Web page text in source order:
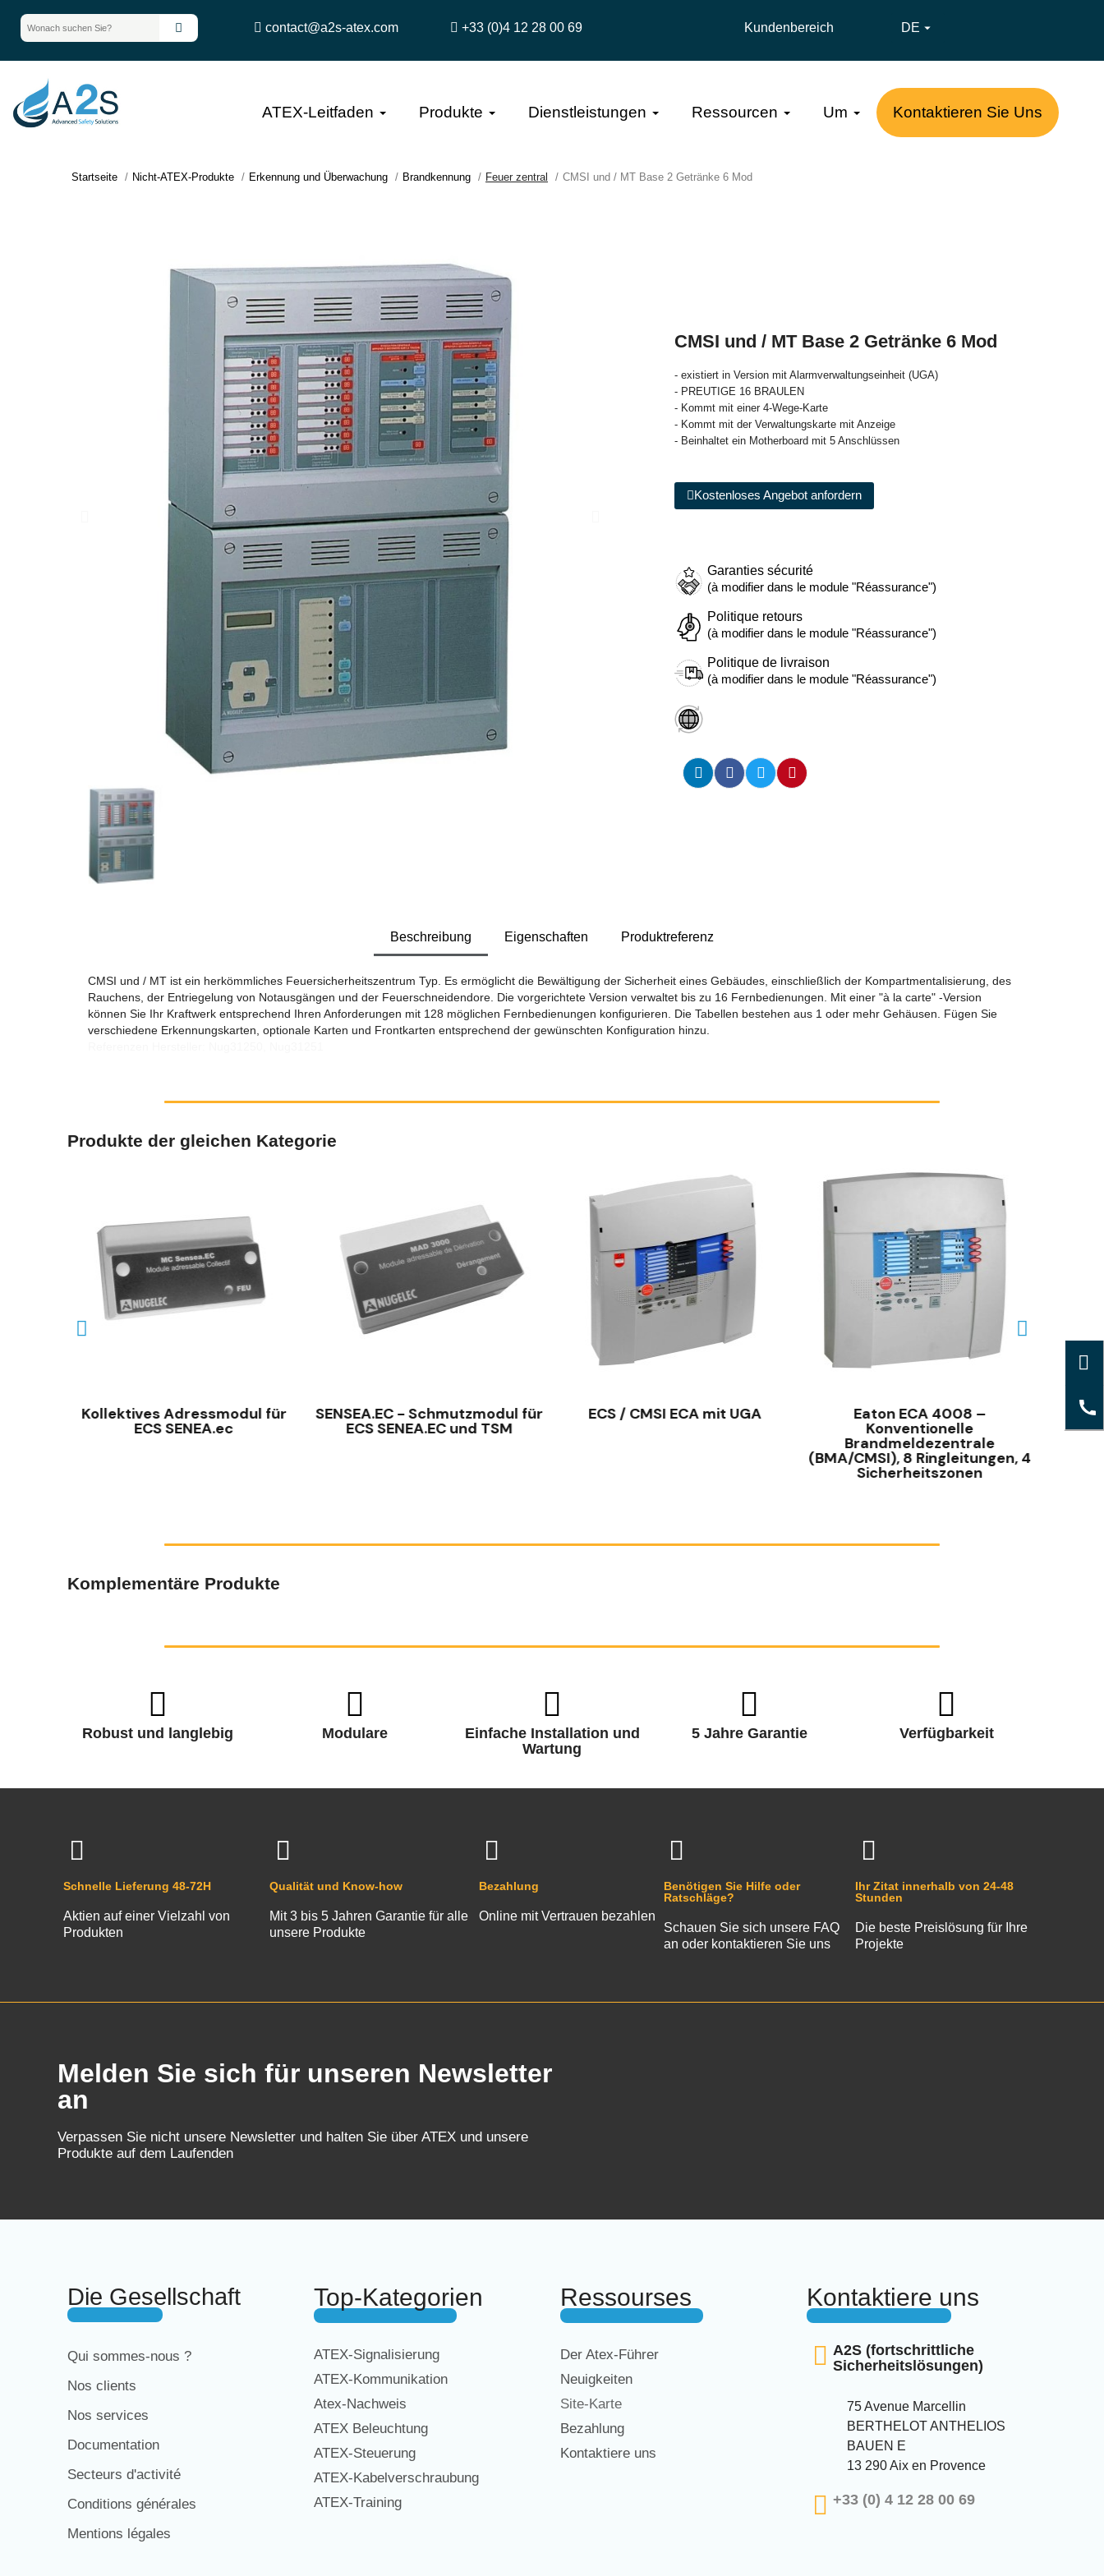
contact@a2s-atex.com +33 (0)4 12 28 00 69 Kundenbereich DE 
ATEX-Leitfaden Produkte Dienstleistungen Ressourcen Um Kontaktieren Sie Uns
Startseite Nicht-ATEX-Produkte Erkennung und Überwachung Brandkennung Feuer zentral CMSI und / MT Base 2 Getränke 6 Mod
CMSI und / MT Base 2 Getränke 6 Mod
- existiert in Version mit Alarmverwaltungseinheit (UGA)
- PREUTIGE 16 BRAULEN
- Kommt mit einer 4-Wege-Karte
- Kommt mit der Verwaltungskarte mit Anzeige
- Beinhaltet ein Motherboard mit 5 Anschlüssen
Kostenloses Angebot anfordern
Garanties sécurité
(à modifier dans le module "Réassurance")
Politique retours
(à modifier dans le module "Réassurance")
Politique de livraison
(à modifier dans le module "Réassurance")
Beschreibung Eigenschaften Produktreferenz
CMSI und / MT ist ein herkömmliches Feuersicherheitszentrum Typ. Es ermöglicht die Bewältigung der Sicherheit eines Gebäudes, einschließlich der Kompartmentalisierung, des
Rauchens, der Entriegelung von Notausgängen und der Feuerschneidendore. Die vorgerichtete Version verwaltet bis zu 16 Fernbedienungen. Mit einer "à la carte" -Version
können Sie Ihr Kraftwerk entsprechend Ihren Anforderungen mit 128 möglichen Fernbedienungen konfigurieren. Die Tabellen bestehen aus 1 oder mehr Gehäusen. Fügen Sie
verschiedene Erkennungskarten, optionale Karten und Frontkarten entsprechend der gewünschten Konfiguration hinzu.
Produkte der gleichen Kategorie
Kollektives Adressmodul für
ECS SENEA.ec
SENSEA.EC - Schmutzmodul für
ECS SENEA.EC und TSM
SCHNELLANSICHT
ECS / CMSI ECA mit UGA
SCHNELLANSICHT
Eaton ECA 4008 –
Konventionelle
Brandmeldezentrale
(BMA/CMSI), 8 Ringleitungen, 4
Sicherheitszonen
Komplementäre Produkte
Robust und langlebig Modulare
Einfache Installation und
Wartung
5 Jahre Garantie Verfügbarkeit
Schnelle Lieferung 48-72H
Aktien auf einer Vielzahl von
Produkten
Qualität und Know-how
Mit 3 bis 5 Jahren Garantie für alle
unsere Produkte
Bezahlung
Online mit Vertrauen bezahlen
Benötigen Sie Hilfe oder
Ratschläge?
Schauen Sie sich unsere FAQ
an oder kontaktieren Sie uns
Ihr Zitat innerhalb von 24-48
Stunden
Die beste Preislösung für Ihre
Projekte
Melden Sie sich für unseren Newsletter
an
Verpassen Sie nicht unsere Newsletter und halten Sie über ATEX und unsere
Produkte auf dem Laufenden
Die Gesellschaft
Qui sommes-nous ?
Nos clients
Nos services
Documentation
Secteurs d'activité
Conditions générales
Mentions légales
Top-Kategorien
ATEX-Signalisierung
ATEX-Kommunikation
Atex-Nachweis
ATEX Beleuchtung
ATEX-Steuerung
ATEX-Kabelverschraubung
ATEX-Training
Ressourses
Der Atex-Führer
Neuigkeiten
Site-Karte
Bezahlung
Kontaktiere uns
Kontaktiere uns
A2S (fortschrittliche
Sicherheitslösungen)
75 Avenue Marcellin
BERTHELOT ANTHELIOS
BAUEN E
13 290 Aix en Provence
+33 (0) 4 12 28 00 69